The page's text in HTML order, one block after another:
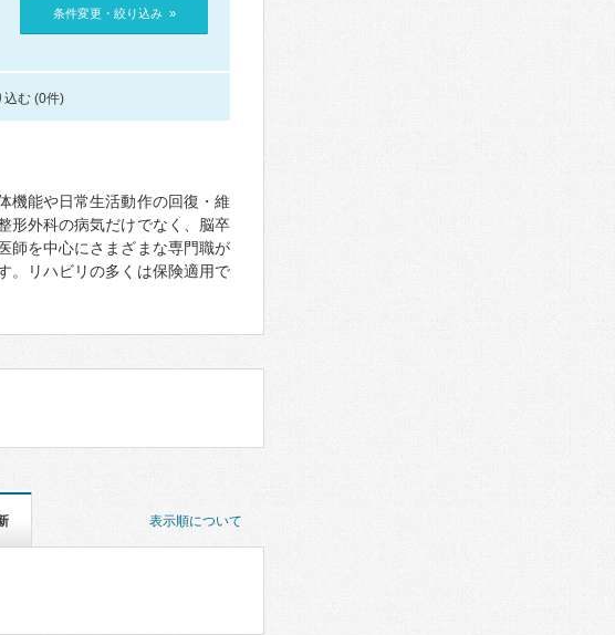
条件変更・絞り込み »
込む (0件)
機能や日常生活動作の回復・維
形外科の病気だけでなく、脳卒
師を中心にさまざまな専門職が
。リハビリの多くは保険適用で
表示順について